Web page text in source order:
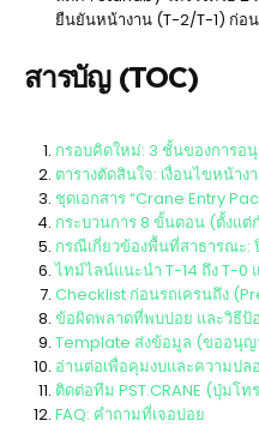
ยืนยันหน้างาน (T-2/T-1) ก่อ
สารบัญ (TOC)
กรอบคิดใหม่: 3 ชั้นของการ
ตารางตัดสินใจ: เงื่อนไขหน้า
ชุดเอกสาร “Crane Entry
กระบวนการ 8 ขั้นตอน (ตั้งแ
กรณีเกี่ยวข้องพื้นที่สาธารณะ:
ไทม์ไลน์แนะนำ T-14 ถึง T-0
Checklist ก่อนรถเครนถึง
ข้อผิดพลาดที่พบบ่อย และวิธีป้
Template ส่งข้อมูล (ขออนุญ
อ่านต่อเพื่อคุมงบและความปล
ติดต่อทีม PST.CRANE (ปุ่มโ
FAQ: คำถามที่เจอบ่อย